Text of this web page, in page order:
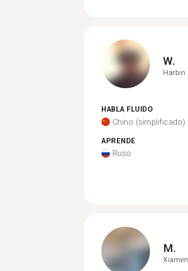
W.
Harbin
HABLA FLUIDO
Chino (simplificado)
APRENDE
Ruso
M.
Xiamen